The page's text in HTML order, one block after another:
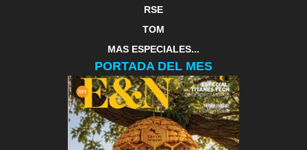
RSE
TOM
MAS ESPECIALES...
PORTADA DEL MES